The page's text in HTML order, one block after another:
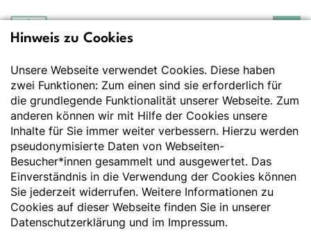
Deutsche Gesellschaft
Der Wissenschaft verpflichtet - Ihre Partnerin für
Essen und Trinken
Deutsche Gesellschaft für Ernährung e. V.
Godesberger Allee 136
53175 Bonn
Tel:+49 228 3776-600
Fax:+49 228 3776-800
E-Mail:webmaster@dge.de
Hinweis zu Cookies
Unsere Webseite verwendet Cookies. Diese haben
zwei Funktionen: Zum einen sind sie erforderlich für
die grundlegende Funktionalität unserer Webseite. Zum
anderen können wir mit Hilfe der Cookies unsere
Inhalte für Sie immer weiter verbessern. Hierzu werden
pseudonymisierte Daten von Webseiten-
Besucher*innen gesammelt und ausgewertet. Das
Einverständnis in die Verwendung der Cookies können
Sie jederzeit widerrufen. Weitere Informationen zu
Cookies auf dieser Webseite finden Sie in unserer
Datenschutzerklärung und im Impressum.